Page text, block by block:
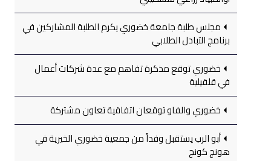
مجلس طلبة جامعة خضوري يكرم الطلبة المشاركين في
برنامج التبادل الطلابي
خضوري توقع مذكرة تفاهم مع عدة شركات أعمال
في قلقيلية
خضوري والفاو توقعان اتفاقية تعاون مشتركة
أبو الرب يستقبل وفداً من جمعية خضوري الخيرية في
هونج كونج